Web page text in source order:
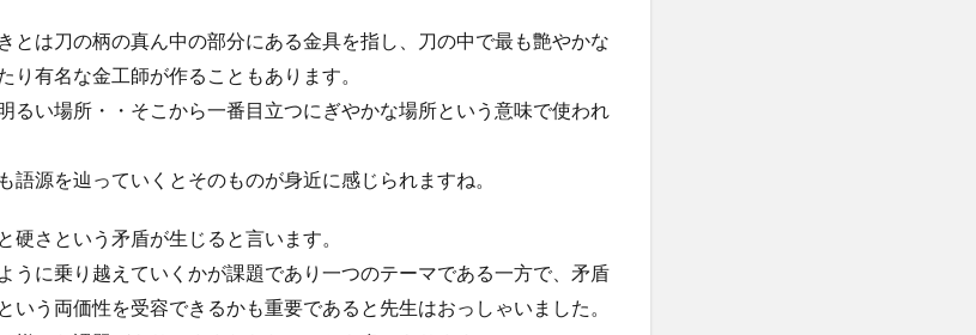
とは刀の柄の真ん中の部分にある金具を指し、刀の中で最も艶やかな
有名な金工師が作ることもあります。
るい場所・・そこから一番目立つにぎやかな場所という意味で使われ
語源を辿っていくとそのものが身近に感じられますね。
硬さという矛盾が生じると言います。
うに乗り越えていくかが課題であり一つのテーマである一方で、矛盾
いう両価性を受容できるかも重要であると先生はおっしゃいました。